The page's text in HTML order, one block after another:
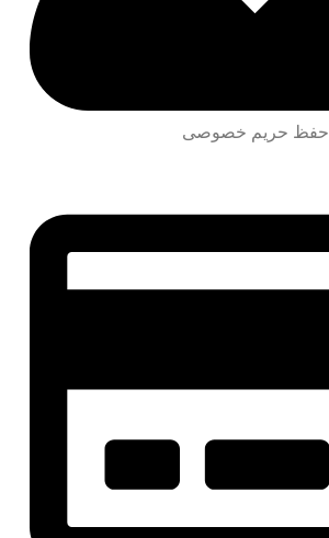
حفظ حریم خصوصی